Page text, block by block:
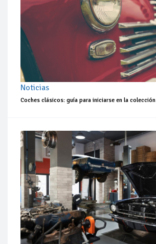
Noticias
Coches clásicos: guía para iniciarse en la colección